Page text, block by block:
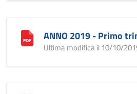
ANNO 2019 - Primo
Ultima modifica il 10/10/